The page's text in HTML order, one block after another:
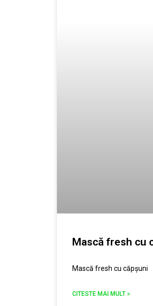
Mască fresh cu
Mască fresh cu căpşuni
CITESTE MAI MULT »